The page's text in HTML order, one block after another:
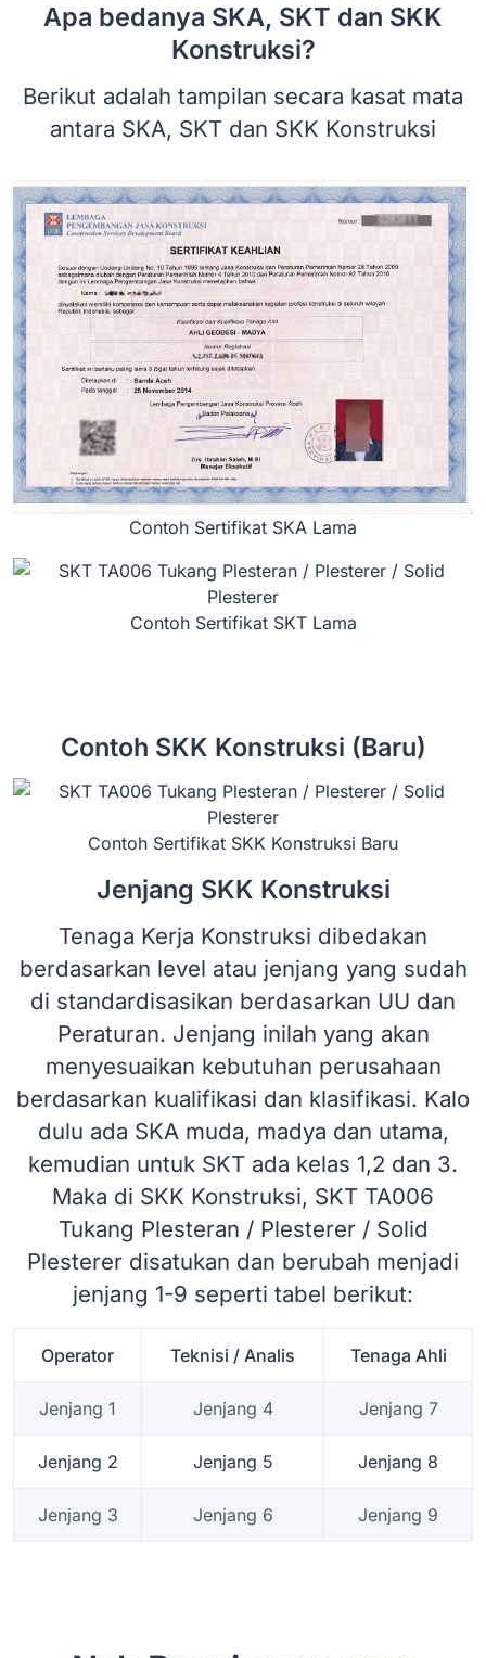
Apa bedanya SKA, SKT dan SKK
Konstruksi?
Berikut adalah tampilan secara kasat mata
antara SKA, SKT dan SKK Konstruksi
Contoh Sertifikat SKA Lama
Contoh Sertifikat SKT Lama
Contoh SKK Konstruksi (Baru)
Contoh Sertifikat SKK Konstruksi Baru
Jenjang SKK Konstruksi
Tenaga Kerja Konstruksi dibedakan
berdasarkan level atau jenjang yang sudah
di standardisasikan berdasarkan UU dan
Peraturan. Jenjang inilah yang akan
menyesuaikan kebutuhan perusahaan
berdasarkan kualifikasi dan klasifikasi. Kalo
dulu ada SKA muda, madya dan utama,
kemudian untuk SKT ada kelas 1,2 dan 3.
Maka di SKK Konstruksi, SKT TA006
Tukang Plesteran / Plesterer / Solid
Plesterer disatukan dan berubah menjadi
jenjang 1-9 seperti tabel berikut:
Operator Teknisi / Analis Tenaga Ahli
Jenjang 1 Jenjang 4 Jenjang 7
Jenjang 2 Jenjang 5 Jenjang 8
Jenjang 3 Jenjang 6 Jenjang 9